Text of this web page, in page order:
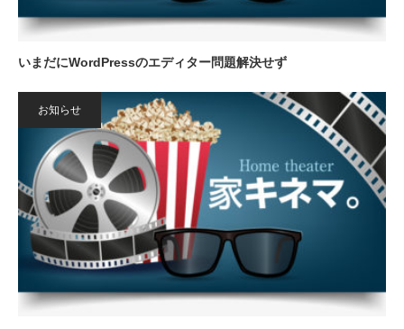
いまだにWordPressのエディター問題解決せず
お知らせ